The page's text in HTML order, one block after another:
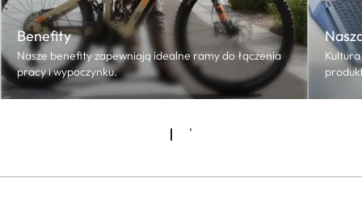
Benefity
Nasze benefity zapewniają idealne ramy do łączenia
pracy i wypoczynku.